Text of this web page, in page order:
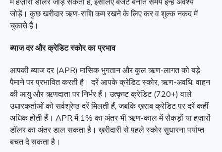
जोड़ें। कुछ खरीदार ऋण-राशि कम रखने के लिए कर व शुल्क नकद में
चुकाते हैं।
ब्याज दर और क्रेडिट स्कोर का प्रभाव
आपकी ब्याज दर (APR) मासिक भुगतान और कुल ऋण-लागत को बड़े
पैमाने पर प्रभावित करती है। दरें आपके क्रेडिट स्कोर, ऋण-अवधि, वाहन
की आयु और ऋणदाता पर निर्भर हैं। उत्कृष्ट क्रेडिट (720+) वाले
उधारकर्ताओं को सर्वश्रेष्ठ दरें मिलती हैं, जबकि ख़राब क्रेडिट पर दरें कहीं
अधिक होती हैं। APR में 1% का अंतर भी ऋण-काल में सैकड़ों या हज़ारों
डॉलर का अंतर डाल सकता है। ख़रीदारी से पहले स्कोर सुधारना पर्याप्त
बचत दे सकता है।